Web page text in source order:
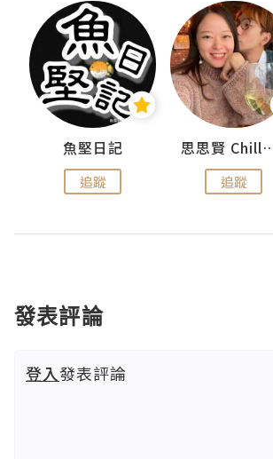
魚堅日記
追蹤
思思賢
追蹤
發表評論
登入發表評論